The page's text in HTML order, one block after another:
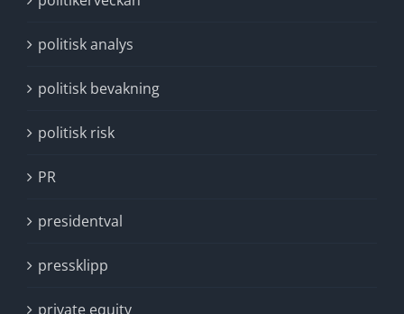
politisk analys
politisk bevakning
politisk risk
PR
presidentval
pressklipp
private equity